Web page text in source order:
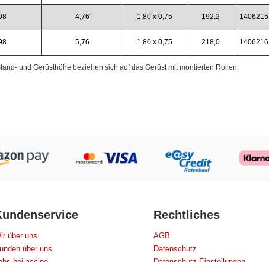
4,76 1,80 x 0,75 192,2 1406215
5,76 1,80 x 0,75 218,0 1406216
und Gerüsthöhe beziehen sich auf das Gerüst mit montierten Rollen.
über uns
über uns
Rechtliches
AGB
Datenschutz